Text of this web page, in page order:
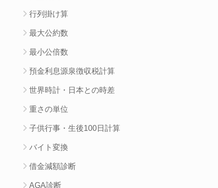
行列掛け算
最大公約数
最小公倍数
預金利息源泉徴収税計算
世界時計・日本との時差
重さの単位
子供行事・生後100日計算
バイト変換
借金減額診断
AGA診断